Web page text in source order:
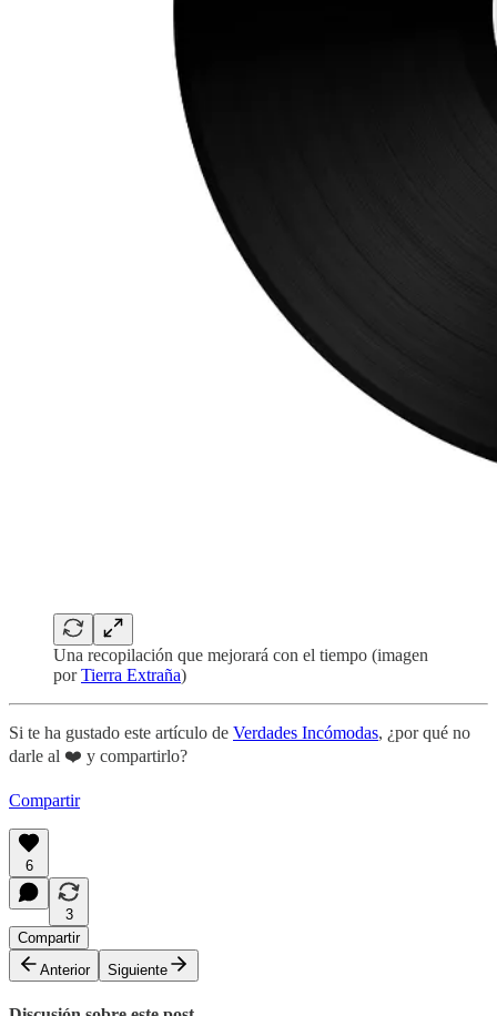
Una recopilación que mejorará con el tiempo (imagen
porTierra Extraña)
Si te ha gustado este artículo de Verdades Incómodas, ¿por qué no
darle al ❤️ y compartirlo?
Compartir
6
3
Compartir
Anterior
Siguiente